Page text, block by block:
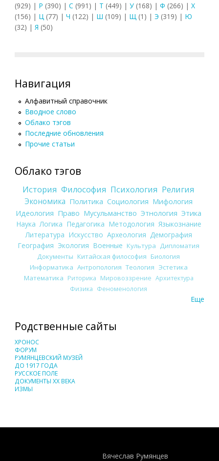
(929) | Р (390) | С (991) | Т (449) | У (168) | Ф (266) | Х
(156) | Ц (77) | Ч (122) | Ш (109) | Щ (1) | Э (319) | Ю
(32) | Я (50)
Навигация
Алфавитный справочник
Вводное слово
Облако тэгов
Последние обновления
Прочие статьи
Облако тэгов
История Философия Психология Религия
Экономика Политика Социология Мифология
Идеология Право Мусульманство Этнология Этика
Наука Логика Педагогика Методология Языкознание
Литература Искусство Археология Демография
География Экология Военные Культура
Дипломатия
Документы Китайская философия Биология
Информатика Антропология Теология Эстетика
Математика Риторика Мировоззрение Архитектура
Физика Феноменология
Еще
Родственные сайты
ХРОНОС
ФОРУМ
РУМЯНЦЕВСКИЙ МУЗЕЙ
ДО 1917 ГОДА
РУССКОЕ ПОЛЕ
ДОКУМЕНТЫ XX ВЕКА
ИЗМЫ
Вячеслав Румянцев